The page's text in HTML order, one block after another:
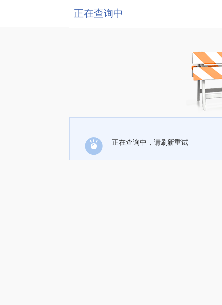
正在查询中
正在查询中，请刷新重试